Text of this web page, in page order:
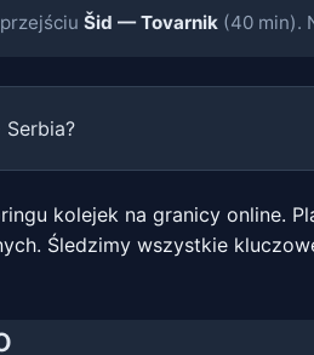
Šid — Tovarnik (40 min).
kolejek na granicy online.
Śledzimy wszystkie